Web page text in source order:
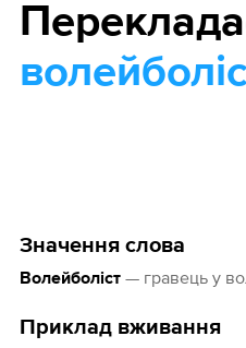
Значення слова
Волейболіст— гравець у
Приклад вживання